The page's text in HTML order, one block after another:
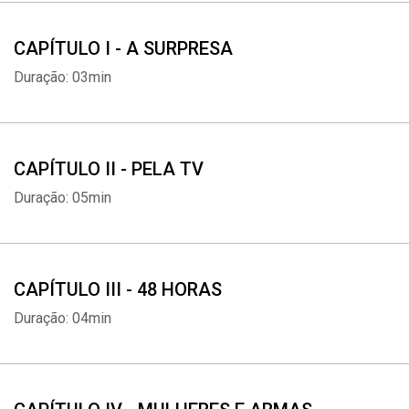
CAPÍTULO I - A SURPRESA
Duração: 03min
CAPÍTULO II - PELA TV
Duração: 05min
CAPÍTULO III - 48 HORAS
Duração: 04min